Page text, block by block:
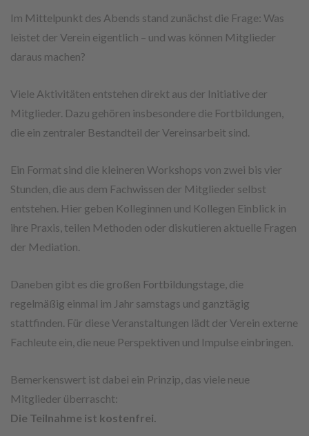
Im Mittelpunkt des Abends stand zunächst die Frage: Was
leistet der Verein eigentlich – und was können Mitglieder
daraus machen?
Viele Aktivitäten entstehen direkt aus der Initiative der
Mitglieder. Dazu gehören insbesondere die Fortbildungen,
die ein zentraler Bestandteil der Vereinsarbeit sind.
Ein Format sind die kleineren Workshops von zwei bis vier
Stunden, die aus dem Fachwissen der Mitglieder selbst
entstehen. Hier geben Kolleginnen und Kollegen Einblick in
ihre Praxis, teilen Methoden oder diskutieren aktuelle Fragen
der Mediation.
Daneben gibt es die großen Fortbildungstage, die
regelmäßig einmal im Jahr samstags und ganztägig
stattfinden. Für diese Veranstaltungen lädt der Verein externe
Fachleute ein, die neue Perspektiven und Impulse einbringen.
Bemerkenswert ist dabei ein Prinzip, das viele neue
Mitglieder überrascht:
Die Teilnahme ist kostenfrei.